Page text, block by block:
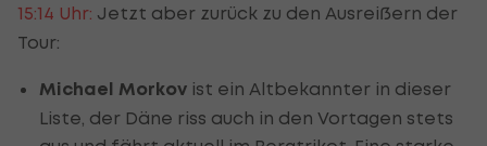
15:14 Uhr: Jetzt aber zurück zu den Ausreißern der
Tour:
Michael Morkov ist ein Altbekannter in dieser
Liste, der Däne riss auch in den Vortagen stets